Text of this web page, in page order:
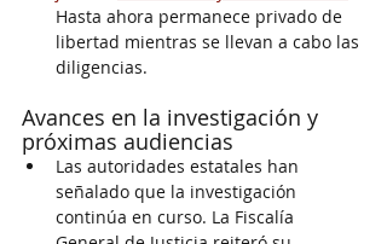
Hasta ahora permanece privado de
libertad mientras se llevan a cabo las
diligencias.
Avances en la investigación y
próximas audiencias
Las autoridades estatales han
señalado que la investigación
continúa en curso. La Fiscalía